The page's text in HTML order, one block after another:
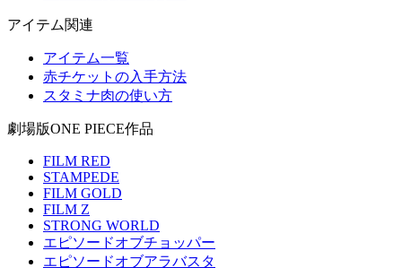
アイテム関連
アイテム一覧
赤チケットの入手方法
スタミナ肉の使い方
劇場版ONE PIECE作品
FILM RED
STAMPEDE
FILM GOLD
FILM Z
STRONG WORLD
エピソードオブチョッパー
エピソードオブアラバスタ